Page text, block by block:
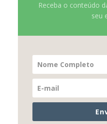
Receba o conteúdo
seu